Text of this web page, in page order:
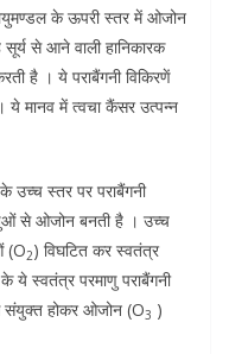
के ऊपरी स्तर में ओजोन
से आने वाली हानिकारक
है । ये पराबैंगनी विकिरणें
ये मानव में त्वचा कैंसर उत्पन्न
उच्च स्तर पर पराबैंगनी
से ओजोन बनती है । उच्च
(O2) विघटित कर स्वतंत्र
स्वतंत्र परमाणु पराबैंगनी
संयुक्त होकर ओजोन (O3 )